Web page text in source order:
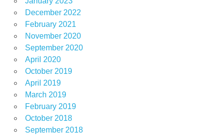
December 2022
February 2021
November 2020
September 2020
April 2020
October 2019
April 2019
March 2019
February 2019
October 2018
September 2018